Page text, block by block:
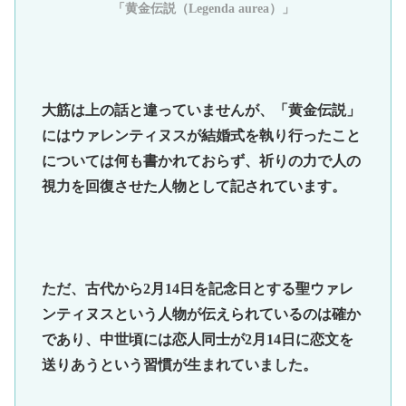
「黄金伝説（Legenda aurea）」
大筋は上の話と違っていませんが、「黄金伝説」
にはウァレンティヌスが結婚式を執り行ったこと
については何も書かれておらず、祈りの力で人の
視力を回復させた人物として記されています。
ただ、古代から2月14日を記念日とする聖ウァレ
ンティヌスという人物が伝えられているのは確か
であり、中世頃には恋人同士が2月14日に恋文を
送りあうという習慣が生まれていました。